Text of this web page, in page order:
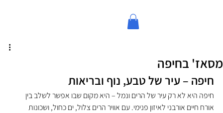
מסאז' בחיפה
חיפה – עיר של טבע, נוף ובריאות
חיפה היא לא רק עיר של הרים ונמל – היא מקום שבו אפשר לשלב בין
אורח חיים אורבני לאיזון פנימי. עם אוויר הרים צלול, ים כחול, ושכונות